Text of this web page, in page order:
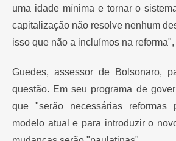
uma idade mínima e tornar o
capitalização não resolve nenhum
isso que não a incluímos na
Guedes, assessor de Bolsonaro,
questão. Em seu programa de
que "serão necessárias reformas
modelo atual e para introduzir o